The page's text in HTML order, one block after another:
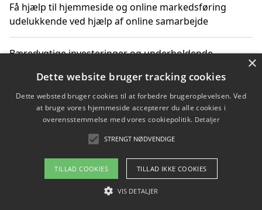
Få hjælp til hjemmeside og online markedsføring
udelukkende ved hjælp af online samarbejde
Bæredygtige investeringer og underholdende
Sådan kan online møder for virksomheder fremme
grønne investeringer
Copyright 2026 - Pilanto Aps
Om / kontakt
×
Dette website bruger tracking cookies
Dette websted bruger cookies til at forbedre brugeroplevelsen. Ved
at bruge vores hjemmeside accepterer du alle cookies i
overensstemmelse med vores cookiepolitik. Detaljer
STRENGT NØDVENDIGE
TILLAD COOKIES TILLAD IKKE COOKIES
VIS DETALJER